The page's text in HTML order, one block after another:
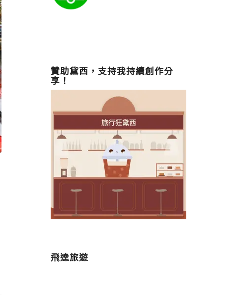
贊助黛西，支持我持續創作分
享！
飛達旅遊